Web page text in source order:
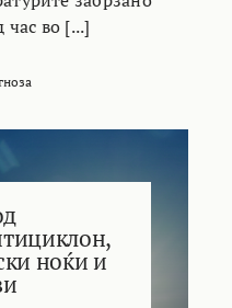
час во [...]
ноќи и